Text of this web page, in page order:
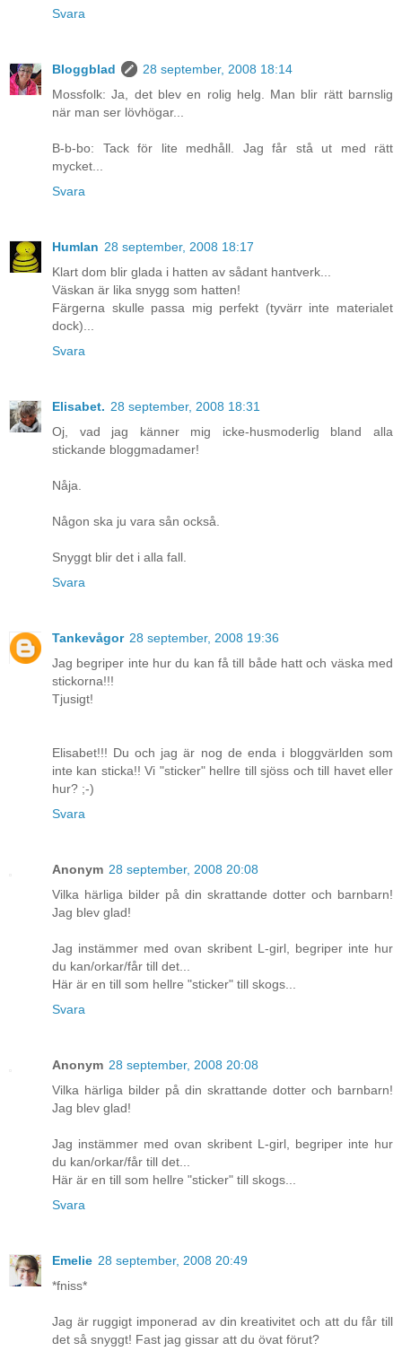
Svara
Bloggblad
28 september, 2008 18:14
Mossfolk: Ja, det blev en rolig helg. Man blir rätt barnslig
när man ser lövhögar...
B-b-bo: Tack för lite medhåll. Jag får stå ut med rätt
mycket...
Svara
Humlan 28 september, 2008 18:17
Klart dom blir glada i hatten av sådant hantverk...
Väskan är lika snygg som hatten!
Färgerna skulle passa mig perfekt (tyvärr inte materialet
dock)...
Svara
Elisabet. 28 september, 2008 18:31
Oj, vad jag känner mig icke-husmoderlig bland alla
stickande bloggmadamer!
Nåja.
Någon ska ju vara sån också.
Snyggt blir det i alla fall.
Svara
Tankevågor 28 september, 2008 19:36
Jag begriper inte hur du kan få till både hatt och väska med
stickorna!!!
Tjusigt!
Elisabet!!! Du och jag är nog de enda i bloggvärlden som
inte kan sticka!! Vi "sticker" hellre till sjöss och till havet eller
hur? ;-)
Svara
Anonym 28 september, 2008 20:08
Vilka härliga bilder på din skrattande dotter och barnbarn!
Jag blev glad!
Jag instämmer med ovan skribent L-girl, begriper inte hur
du kan/orkar/får till det...
Här är en till som hellre "sticker" till skogs...
Svara
Anonym 28 september, 2008 20:08
Vilka härliga bilder på din skrattande dotter och barnbarn!
Jag blev glad!
Jag instämmer med ovan skribent L-girl, begriper inte hur
du kan/orkar/får till det...
Här är en till som hellre "sticker" till skogs...
Svara
Emelie 28 september, 2008 20:49
*fniss*
Jag är ruggigt imponerad av din kreativitet och att du får till
det så snyggt! Fast jag gissar att du övat förut?